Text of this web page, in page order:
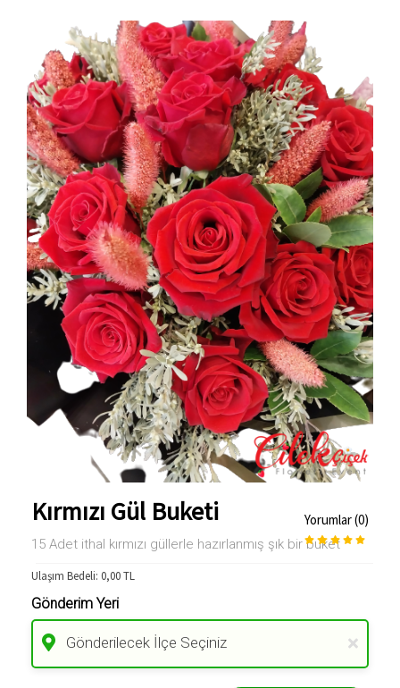
Kırmızı Gül Buketi Yorumlar (0)
15 Adet ithal kırmızı güllerle hazırlanmış şık bir buket
Ulaşım Bedeli: 0,00TL
Gönderim Yeri
Gönderilecek İlçe Seçiniz